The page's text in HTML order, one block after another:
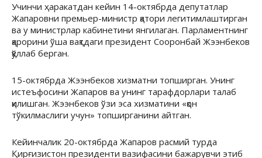
Учинчи ҳаракатдан кейин 14-октябрда депутатлар
Жапаровни премьер-министр қатори легитимлаштирган
ва у министрлар кабинетини янгилаган. Парламентнинг
қарорини ўша вақтдаги президент Сооронбай Жээнбеков
қўллаб берган.
15-октябрда Жээнбеков хизматни топширган. Унинг
истеъфосини Жапаров ва унинг тарафдорлари талаб
қилишган. Жээнбеков ўзи эса хизматини «қон
тўкилмаслиги учун» топширганини айтган.
Кейинчалик 20-октябрда Жапаров расмий турда
Қирғизистон президенти вазифасини бажарувчи этиб